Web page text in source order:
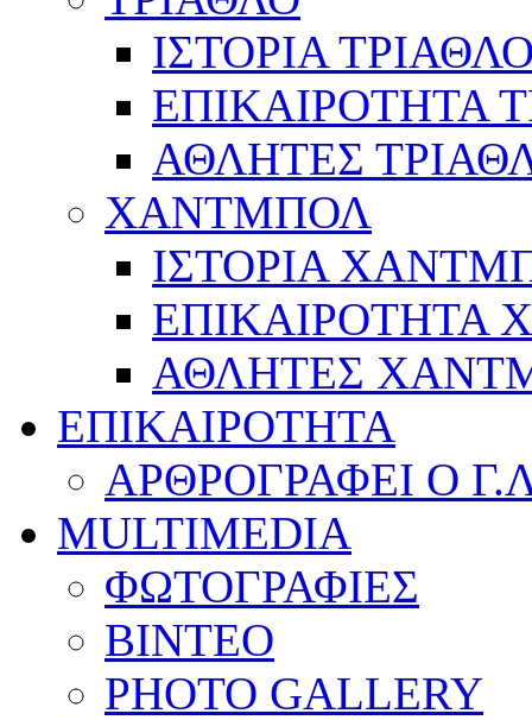
ΙΣΤΟΡΙΑ
ΕΠΙΚΑΙΡΟΤΗΤΑ
ΑΘΛΗΤΕΣ
ΧΑΝΤΜΠΟΛ
ΙΣΤΟΡΙΑ
ΕΠΙΚΑΙΡΟΤΗΤΑ
ΑΘΛΗΤΕΣ
ΕΠΙΚΑΙΡΟΤΗΤΑ
ΑΡΘΡΟΓΡΑΦΕΙ Ο
MULTIMEDIA
ΦΩΤΟΓΡΑΦΙΕΣ
ΒΙΝΤΕΟ
PHOTO GALLERY